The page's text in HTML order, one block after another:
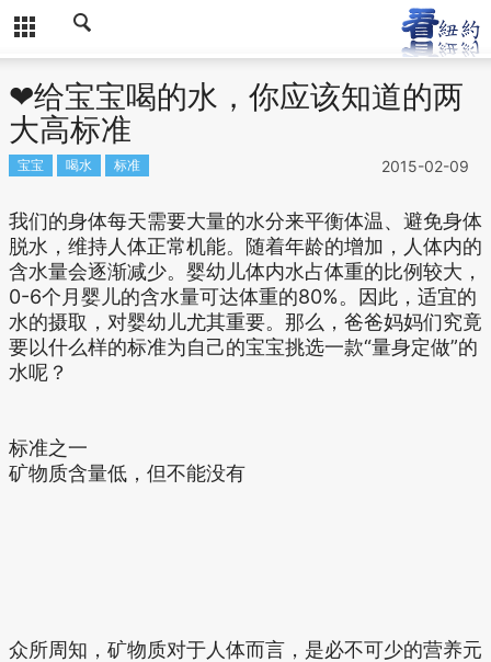
❤给宝宝喝的水，你应该知道的两
大高标准
2015-02-09
宝宝 喝水 标准
我们的身体每天需要大量的水分来平衡体温、避免身体
脱水，维持人体正常机能。随着年龄的增加，人体内的
含水量会逐渐减少。婴幼儿体内水占体重的比例较大，
0-6个月婴儿的含水量可达体重的80%。因此，适宜的
水的摄取，对婴幼儿尤其重要。那么，爸爸妈妈们究竟
要以什么样的标准为自己的宝宝挑选一款“量身定做”的
水呢？
标准之一
矿物质含量低，但不能没有
众所周知，矿物质对于人体而言，是必不可少的营养元